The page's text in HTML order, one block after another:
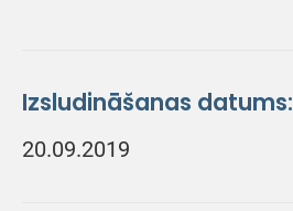
Izsludināšanas datums:
20.09.2019